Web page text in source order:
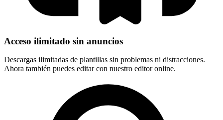
Acceso ilimitado sin anuncios
Descargas ilimitadas de plantillas sin problemas ni distracciones.
Ahora también puedes editar con nuestro editor online.